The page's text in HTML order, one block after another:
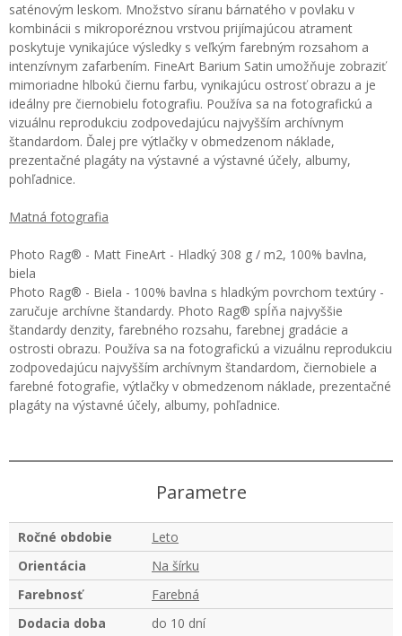
saténovým leskom. Množstvo síranu bárnatého v povlaku v
kombinácii s mikroporéznou vrstvou prijímajúcou atrament
poskytuje vynikajúce výsledky s veľkým farebným rozsahom a
intenzívnym zafarbením. FineArt Barium Satin umožňuje zobraziť
mimoriadne hlbokú čiernu farbu, vynikajúcu ostrosť obrazu a je
ideálny pre čiernobielu fotografiu. Používa sa na fotografickú a
vizuálnu reprodukciu zodpovedajúcu najvyšším archívnym
štandardom. Ďalej pre výtlačky v obmedzenom náklade,
prezentačné plagáty na výstavné a výstavné účely, albumy,
pohľadnice.
Matná fotografia
Photo Rag® - Matt FineArt - Hladký 308 g / m2, 100% bavlna,
biela
Photo Rag® - Biela - 100% bavlna s hladkým povrchom textúry -
zaručuje archívne štandardy. Photo Rag® spĺňa najvyššie
štandardy denzity, farebného rozsahu, farebnej gradácie a
ostrosti obrazu. Používa sa na fotografickú a vizuálnu reprodukciu
zodpovedajúcu najvyšším archívnym štandardom, čiernobiele a
farebné fotografie, výtlačky v obmedzenom náklade, prezentačné
plagáty na výstavné účely, albumy, pohľadnice.
Parametre
Ročné obdobie
Leto
Orientácia
Na šírku
Farebnosť
Farebná
Dodacia doba
do 10 dní